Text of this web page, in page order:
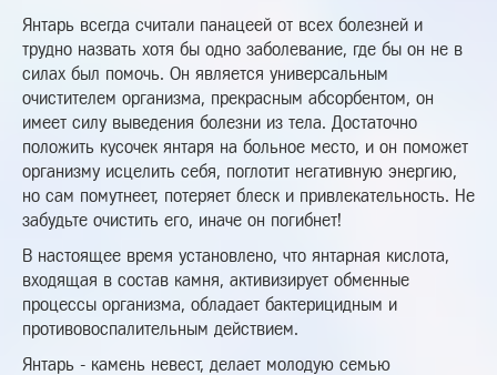
Янтарь всегда считали панацеей от всех болезней и
трудно назвать хотя бы одно заболевание, где бы он не в
силах был помочь. Он является универсальным
очистителем организма, прекрасным абсорбентом, он
имеет силу выведения болезни из тела. Достаточно
положить кусочек янтаря на больное место, и он поможет
организму исцелить себя, поглотит негативную энергию,
но сам помутнеет, потеряет блеск и привлекательность. Не
забудьте очистить его, иначе он погибнет!
В настоящее время установлено, что янтарная кислота,
входящая в состав камня, активизирует обменные
процессы организма, обладает бактерицидным и
противовоспалительным действием.
Янтарь - камень невест, делает молодую семью